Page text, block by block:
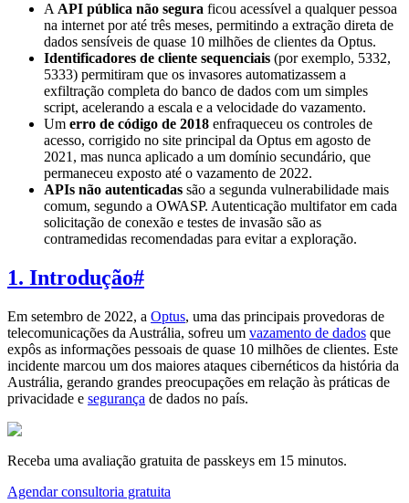
A API pública não segura ficou acessível a qualquer pessoa
na internet por até três meses, permitindo a extração direta de
dados sensíveis de quase 10 milhões de clientes da Optus.
Identificadores de cliente sequenciais (por exemplo, 5332,
5333) permitiram que os invasores automatizassem a
exfiltração completa do banco de dados com um simples
script, acelerando a escala e a velocidade do vazamento.
Um erro de código de 2018 enfraqueceu os controles de
acesso, corrigido no site principal da Optus em agosto de
2021, mas nunca aplicado a um domínio secundário, que
permaneceu exposto até o vazamento de 2022.
APIs não autenticadas são a segunda vulnerabilidade mais
comum, segundo a OWASP. Autenticação multifator em cada
solicitação de conexão e testes de invasão são as
contramedidas recomendadas para evitar a exploração.
1. Introdução#
Em setembro de 2022, a Optus, uma das principais provedoras de
telecomunicações da Austrália, sofreu um vazamento de dados que
expôs as informações pessoais de quase 10 milhões de clientes. Este
incidente marcou um dos maiores ataques cibernéticos da história da
Austrália, gerando grandes preocupações em relação às práticas de
privacidade e segurança de dados no país.
Receba uma avaliação gratuita de passkeys em 15 minutos.
Agendar consultoria gratuita